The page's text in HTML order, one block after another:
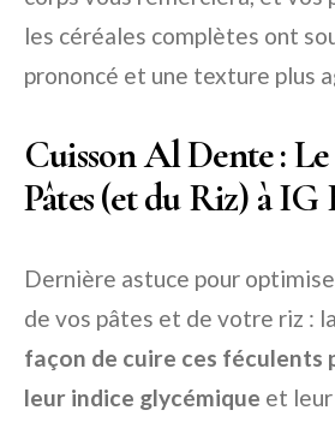
les céréales complètes ont
prononcé et une texture plus
Cuisson Al Dente : Le
Pâtes (et du Riz) à IG
Dernière astuce pour
de vos pâtes et de votre riz :
façon de cuire ces féculents
leur indice glycémique et